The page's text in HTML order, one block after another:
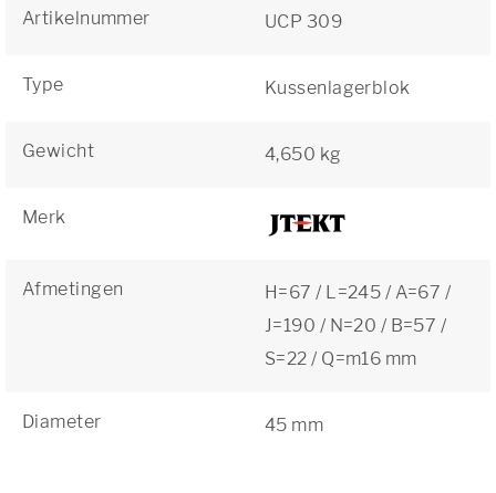
Artikelnummer UCP 309
Type Kussenlagerblok
Gewicht 4,650 kg
Merk
Afmetingen
H=67 / L=245 / A=67 /
J=190 / N=20 / B=57 /
S=22 / Q=m16 mm
Diameter 45 mm